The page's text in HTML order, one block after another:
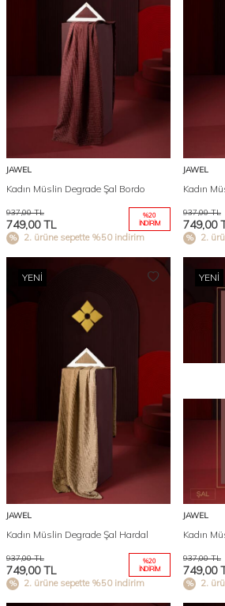
JAWEL
Kadın Müslin Degrade Şal Bordo
937,00TL
749,00TL
%20
İNDIRIM
2. ürüne sepette %50 indirim
JAWEL
Kadın
937,00TL
749,00
2.
YENI
JAWEL
Kadın Müslin Degrade Şal Hardal
937,00TL
749,00TL
%20
İNDIRIM
2. ürüne sepette %50 indirim
YENI
JAWEL
Kadın
937,00TL
749,00
2.